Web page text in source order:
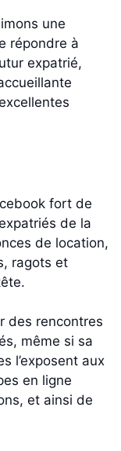
une
répondre à
expatrié,
fort de
de la
de location,
ragots et
des rencontres
même si sa
l’exposent aux
en ligne
et ainsi de